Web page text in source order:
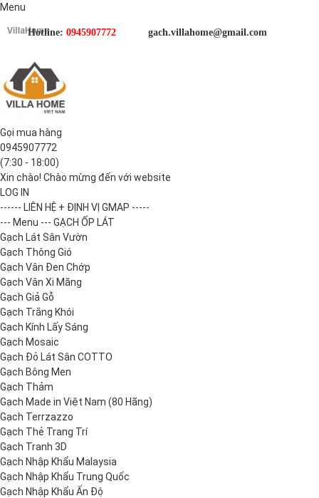
Menu
Hotline: 0945907772 gach.villahome@gmail.com
Gọi mua hàng
0945907772
(7:30 - 18:00)
Xin chào! Chào mừng đến với website
LOG IN
------ LIÊN HỆ + ĐỊNH VỊ GMAP -----
--- Menu --- GẠCH ỐP LÁT
Gạch Lát Sân Vườn
Gạch Thông Gió
Gạch Vân Đen Chớp
Gạch Vân Xi Măng
Gạch Giả Gỗ
Gạch Trắng Khói
Gạch Kính Lấy Sáng
Gạch Mosaic
Gạch Đỏ Lát Sân COTTO
Gạch Bông Men
Gạch Thảm
Gạch Made in Việt Nam (80 Hãng)
Gạch Terrzazzo
Gạch Thẻ Trang Trí
Gạch Tranh 3D
Gạch Nhập Khẩu Malaysia
Gạch Nhập Khẩu Trung Quốc
Gạch Nhập Khẩu Ấn Độ